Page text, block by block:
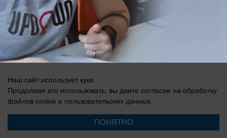
Наш сайт использует куки.
Продолжая его использовать, вы даете согласие на обработку
файлов cookie и пользовательских данных.
ПОНЯТНО